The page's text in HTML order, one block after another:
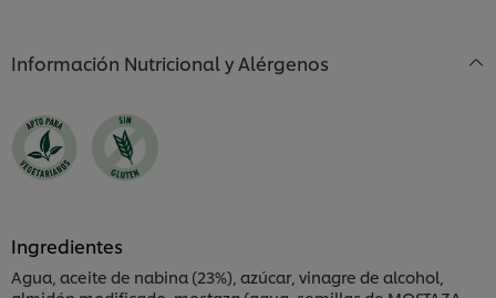
Información Nutricional y Alérgenos
Ingredientes
Agua, aceite de nabina (23%), azúcar, vinagre de alcohol,